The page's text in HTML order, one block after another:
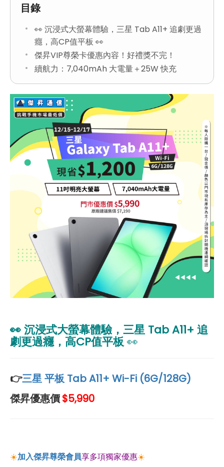
目錄
👀 沉浸式大螢幕體驗，三星 Tab A11+ 追劇更過
癮，高CP值平板 👀
傑昇VIP尊榮卡優惠內容！好禮獎不完！
續航力：7,040mAh 大電量＋25W 快充
👀沉浸式大螢幕體驗，三星 Tab A11+ 追
劇更過癮，高CP值平板👀
👉三星 平板 Tab A11+ Wi-Fi (6G/128G)
傑昇優惠價$5,990
☀️加入傑昇尊榮會員享多項獨家優惠☀️